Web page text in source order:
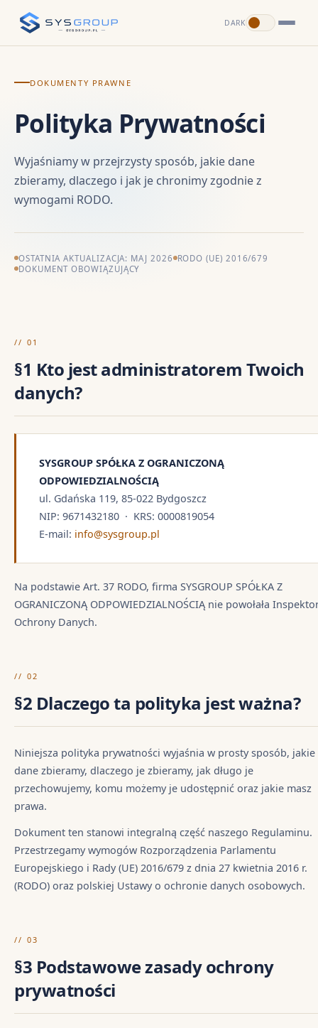
DARK
DOKUMENTY PRAWNE
Polityka Prywatności
Wyjaśniamy w przejrzysty sposób, jakie dane
zbieramy, dlaczego i jak je chronimy zgodnie z
wymogami RODO.
OSTATNIA AKTUALIZACJA: MAJ 2026 RODO (UE) 2016/679
DOKUMENT OBOWIĄZUJĄCY
// 01
§1 Kto jest administratorem Twoich
danych?
SYSGROUP SPÓŁKA Z OGRANICZONĄ
ODPOWIEDZIALNOŚCIĄ
ul. Gdańska 119, 85-022 Bydgoszcz
NIP: 9671432180 · KRS: 0000819054
E-mail: info@sysgroup.pl
Na podstawie Art. 37 RODO, firma SYSGROUP SPÓŁKA Z
OGRANICZONĄ ODPOWIEDZIALNOŚCIĄ nie powołała
Ochrony Danych.
// 02
§2 Dlaczego ta polityka jest ważna?
Niniejsza polityka prywatności wyjaśnia w prosty sposób, jakie
dane zbieramy, dlaczego je zbieramy, jak długo je
przechowujemy, komu możemy je udostępnić oraz jakie masz
prawa.
Dokument ten stanowi integralną część naszego Regulaminu.
Przestrzegamy wymogów Rozporządzenia Parlamentu
Europejskiego i Rady (UE) 2016/679 z dnia 27 kwietnia 2016 r.
(RODO) oraz polskiej Ustawy o ochronie danych osobowych.
// 03
§3 Podstawowe zasady ochrony
prywatności